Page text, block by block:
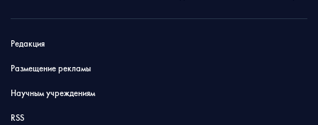
Редакция
Размещение рекламы
Научным учреждениям
RSS